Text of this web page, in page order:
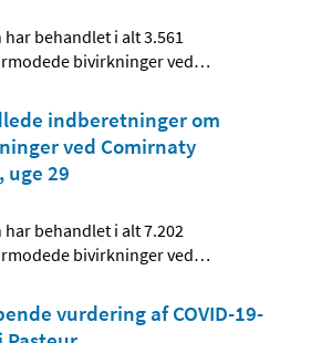
behandlet i alt 3.561
bivirkninger ved…
indberetninger om
ved Comirnaty
uge 29
behandlet i alt 7.202
bivirkninger ved…
vurdering af COVID-19-